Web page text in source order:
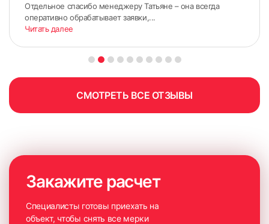
63
Отдельное спасибо менеджеру Татьяне – она всегда
оперативно обрабатывает заявки,...
Читать далее
СМОТРЕТЬ ВСЕ ОТЗЫВЫ
Закажите расчет
Специалисты готовы приехать на
объект, чтобы снять все мерки